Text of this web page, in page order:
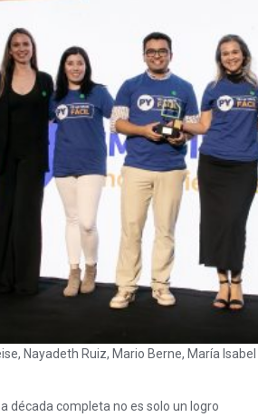
Nayadeth Ruiz, Mario Berne, María
década completa no es solo un logro